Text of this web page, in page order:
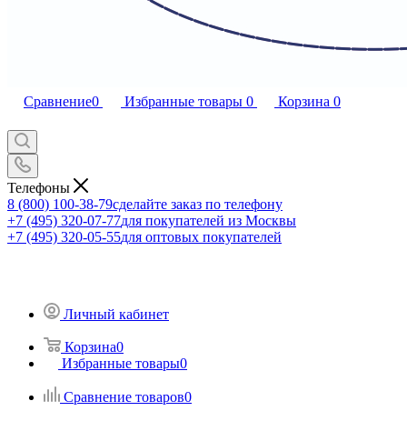
Сравнение0 Избранные товары 0 Корзина 0
Телефоны
8 (800) 100-38-79сделайте заказ по телефону
+7 (495) 320-07-77для покупателей из Москвы
+7 (495) 320-05-55для оптовых покупателей
Личный кабинет
Корзина0
Избранные товары0
Сравнение товаров0